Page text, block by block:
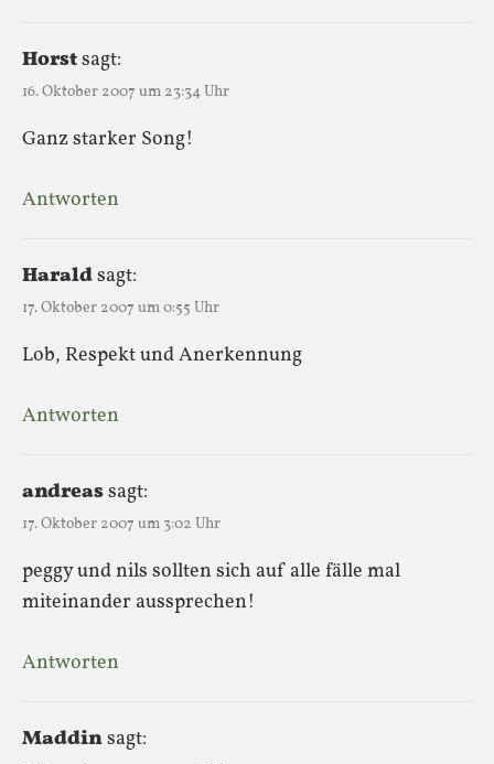
Horstsagt:
16. Oktober 2007 um 23:34 Uhr
Ganz starker Song!
Antworten
Haraldsagt:
17. Oktober 2007 um 0:55 Uhr
Lob, Respekt und Anerkennung
Antworten
andreassagt:
17. Oktober 2007 um 3:02 Uhr
peggy und nils sollten sich auf alle fälle mal
miteinander aussprechen!
Antworten
Maddinsagt: